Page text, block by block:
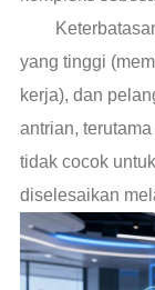
yang tinggi
kerja), dan
antrian,
tidak cocok
diselesaikan